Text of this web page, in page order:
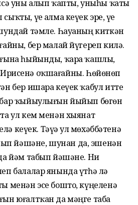
уны алып ҡапты, уныһы ҡаты
үҙе алма кеүек эре, үҙе
тәмле. Һауаның киткән
бер малай йүгереп килә.
һыйынды, ҡара ҡашлы,
Иҙрисенә оҡшағайны. Һөйөнөп
бер ишара кеүек ҡабул итте
ҡыйыулығын йыйып бөгөн
ул кем менән хыянат
кеүек. Тәүҙә ул мөхәббәтенә
йәшәне, шунан да, эшенән
йәм табып йәшәне. Ни
балалар янында үтһә лә
менән эсе бошто, күңеленә
юғалтҡан да мәңге таба